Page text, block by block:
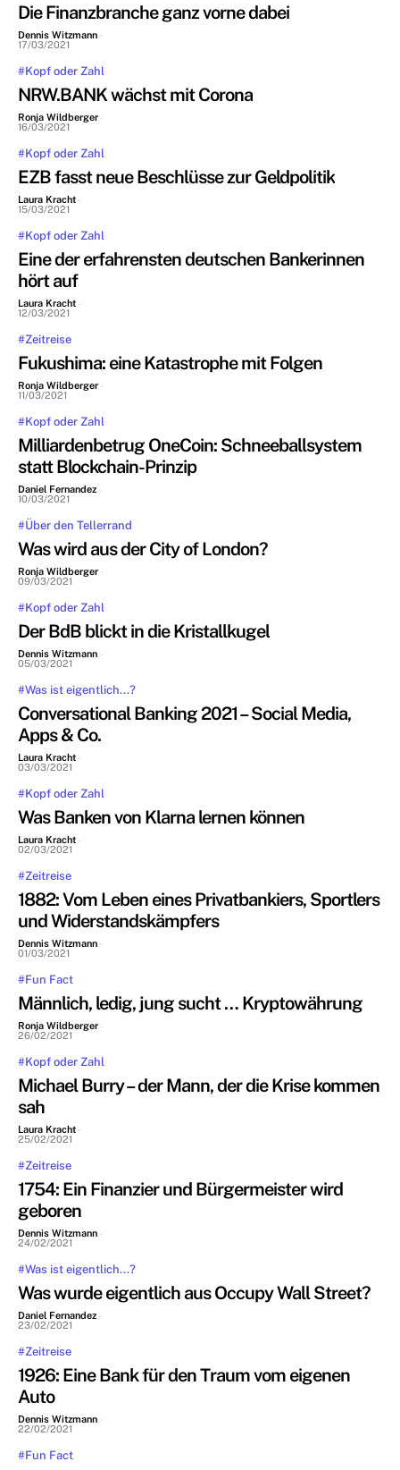
Die Finanzbranche ganz vorne dabei
Dennis Witzmann -
17/03/2021
#Kopf oder Zahl
NRW.BANK wächst mit Corona
Ronja Wildberger -
16/03/2021
#Kopf oder Zahl
EZB fasst neue Beschlüsse zur Geldpolitik
Laura Kracht -
15/03/2021
#Kopf oder Zahl
Eine der erfahrensten deutschen Bankerinnen
hört auf
Laura Kracht -
12/03/2021
#Zeitreise
Fukushima: eine Katastrophe mit Folgen
Ronja Wildberger -
11/03/2021
#Kopf oder Zahl
Milliardenbetrug OneCoin: Schneeballsystem
statt Blockchain-Prinzip
Daniel Fernandez -
10/03/2021
#Über den Tellerrand
Was wird aus der City of London?
Ronja Wildberger -
09/03/2021
#Kopf oder Zahl
Der BdB blickt in die Kristallkugel
Dennis Witzmann -
05/03/2021
#Was ist eigentlich...?
Conversational Banking 2021 – Social Media,
Apps & Co.
Laura Kracht -
03/03/2021
#Kopf oder Zahl
Was Banken von Klarna lernen können
Laura Kracht -
02/03/2021
#Zeitreise
1882: Vom Leben eines Privatbankiers, Sportlers
und Widerstandskämpfers
Dennis Witzmann -
01/03/2021
#Fun Fact
Männlich, ledig, jung sucht … Kryptowährung
Ronja Wildberger -
26/02/2021
#Kopf oder Zahl
Michael Burry – der Mann, der die Krise kommen
sah
Laura Kracht -
25/02/2021
#Zeitreise
1754: Ein Finanzier und Bürgermeister wird
geboren
Dennis Witzmann -
24/02/2021
#Was ist eigentlich...?
Was wurde eigentlich aus Occupy Wall Street?
Daniel Fernandez -
23/02/2021
#Zeitreise
1926: Eine Bank für den Traum vom eigenen
Auto
Dennis Witzmann -
22/02/2021
#Fun Fact